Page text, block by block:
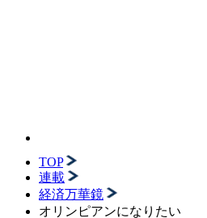
TOP
連載
経済万華鏡
オリンピアンになりたい